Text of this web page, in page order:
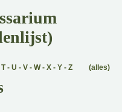
T- U - V - W- X - Y - Z (alles)